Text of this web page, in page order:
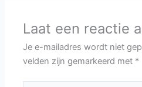
Laat een reactie
Je e-mailadres wordt niet
velden zijn gemarkeerd met *